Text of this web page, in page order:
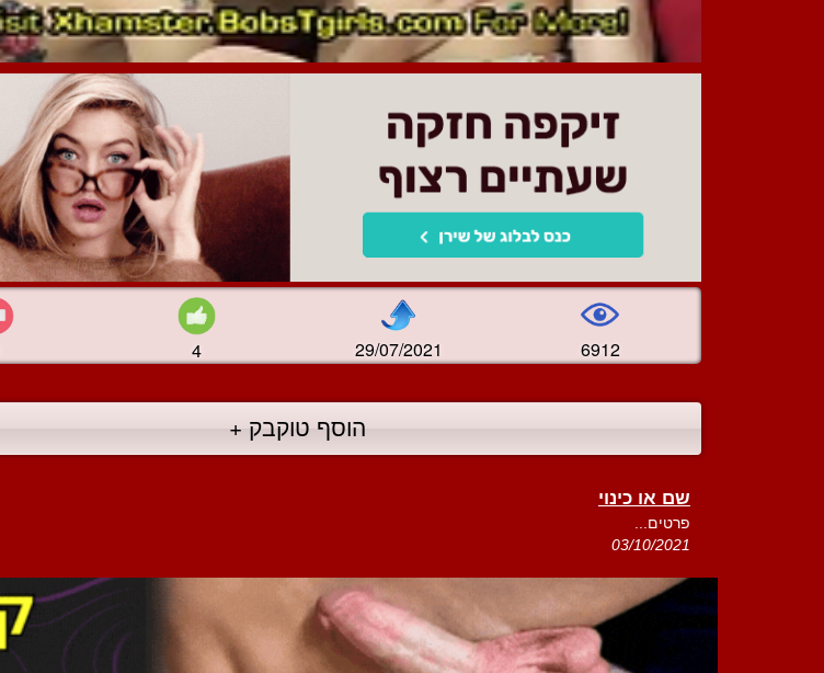
4 29/07/2021 6912
הוסף טוקבק +
שם או כינוי
פרטים...
03/10/2021